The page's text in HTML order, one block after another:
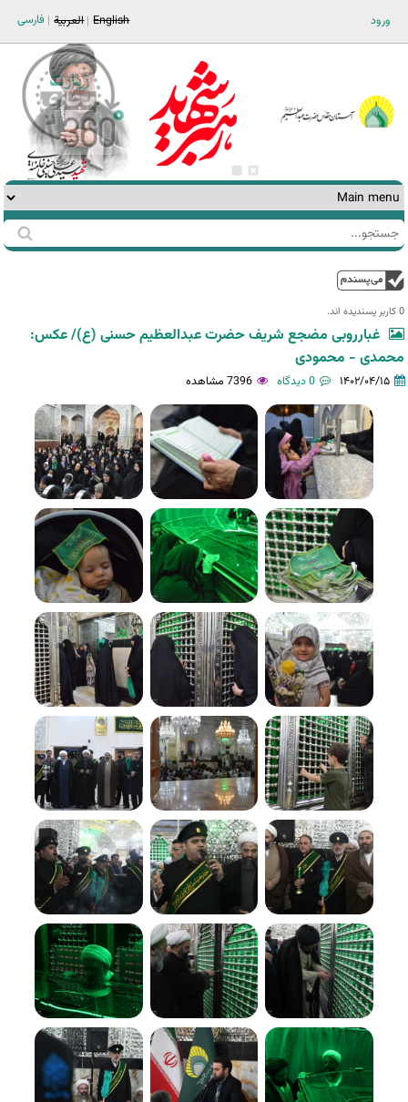
ورود فارسی العربية English
فرم
جستجو
جستجو
0 کاربر پسندیده اند.‎
غبارروبی مضجع شریف حضرت عبدالعظیم حسنی (ع)/ عکس:
محمدی - محمودی
۱۴۰۲/۰۴/۱۵ 0 دیدگاه 7396 مشاهده